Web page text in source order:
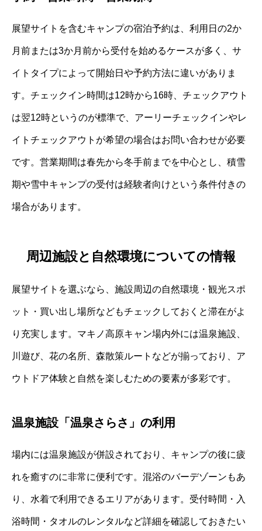
展望サイトを含むキャンプの宿泊予約は、利用日の2か
月前または3か月前から受付を始めるケースが多く、サ
イトタイプによって開始日や予約方法に違いがありま
す。チェックイン時間は12時から16時、チェックアウト
は翌12時というのが標準で、アーリーチェックインやレ
イトチェックアウトが希望の場合はお問い合わせが必要
です。営業期間は春先から冬手前までを中心とし、積雪
期や雪中キャンプの受付は経験者向けという条件付きの
場合があります。
周辺施設と自然環境についての情報
展望サイトを選ぶなら、施設周辺の自然環境・観光スポ
ット・買い出し場所などもチェックしておくと滞在がよ
り充実します。マキノ高原キャン場内外には温泉施設、
川遊び、花の名所、森散策ルートなどが揃っており、ア
ウトドア体験と自然を楽しむための要素が多彩です。
温泉施設「温泉さらさ」の利用
場内には温泉施設が併設されており、キャンプの後に疲
れを癒すのに非常に便利です。混浴のバーデゾーンもあ
り、水着で利用できるエリアがあります。受付時間・入
浴時間・タオルのレンタルなど詳細を確認しておきたい